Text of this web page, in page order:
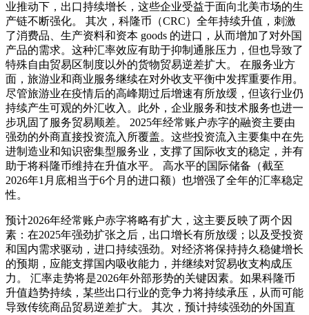
业推动下，出口持续增长，这些企业受益于面向北美市场的生
产链不断强化。 其次，科隆币（CRC）全年持续升值，刺激
了消费品、生产资料和资本 goods 的进口，从而增加了对外国
产品的需求。这种汇率效应有助于抑制通胀压力，但也导致了
特殊自由贸易区制度以外的货物贸易逆差扩大。 在服务业方
面，旅游业和商业服务继续在对外收支平衡中发挥重要作用。
尽管旅游业在疫情后的高峰期过后增速有所放缓，但该行业仍
持续产生可观的外汇收入。此外，企业服务和技术服务也进一
步巩固了服务贸易顺差。 2025年经常账户赤字的融资主要由
强劲的外商直接投资流入所覆盖。这些投资流入主要集中在先
进制造业和知识密集型服务业，支撑了国际收支的稳定，并有
助于将科隆币维持在升值水平。 高水平的国际储备（截至
2026年1月底相当于6个月的进口额）也增强了全年的汇率稳定
性。
预计2026年经常账户赤字将略有扩大，这主要反映了两个因
素：在2025年强劲扩张之后，出口增长有所放缓；以及受投资
和国内需求驱动，进口持续强劲。对经济将保持持久稳健增长
的预期，应能支撑国内吸收能力，并继续对贸易收支构成压
力。 汇率走势将是2026年外部形势的关键因素。如果科隆币
升值趋势持续，某些出口行业的竞争力将持续承压，从而可能
导致传统商品贸易逆差扩大。 其次，预计持续强劲的外国直